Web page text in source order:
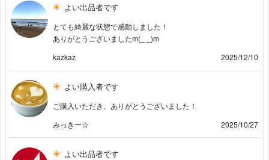
よい出品者です
とても綺麗な状態で感動しました！
ありがとうございましたm(_ _)m
kazkaz
2025/12/10
よい購入者です
ご購入いただき、ありがとうございました！
みっきー☆
2025/10/27
よい出品者です